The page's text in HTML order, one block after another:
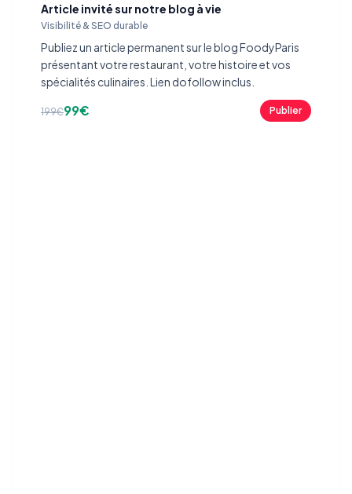
Article invité sur notre blog à vie
Visibilité & SEO durable
Publiez un article permanent sur le blog FoodyParis
présentant votre restaurant, votre histoire et vos
spécialités culinaires. Lien dofollow inclus.
199€99€ Publier